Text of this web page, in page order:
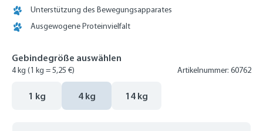
Unterstützung des Bewegungsapparates
Ausgewogene Proteinvielfalt
Gebindegröße auswählen
4 kg (1 kg = 5,25 €) Artikelnummer: 60762
1 kg 4 kg 14 kg